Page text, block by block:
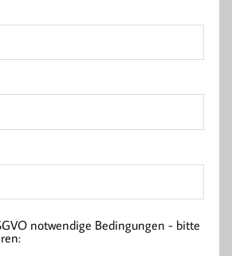
notwendige Bedingungen - bitte